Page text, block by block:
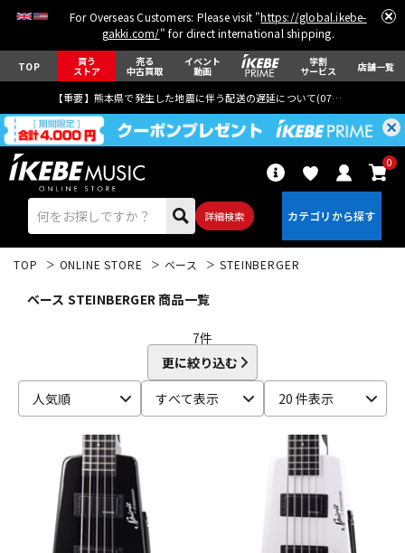
For Overseas Customers: Please visit "https://global.ikebe-
gakki.com/" for direct international shipping.
TOP 買う
ストア
売る
中古買取
イベント
動画
学割
サービス 店舗一覧
【重要】熊本県で発生した地震に伴う配送の遅延について(07月29日
詳細検索
0
ベース ウクレレ
ドラム パーカッション
TOP ONLINE STORE ベース STEINBERGER
ベース STEINBERGER 商品一覧
7件
更に絞り込む
人気順
すべて表示 20 件表示